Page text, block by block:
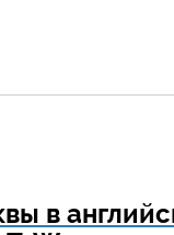
в